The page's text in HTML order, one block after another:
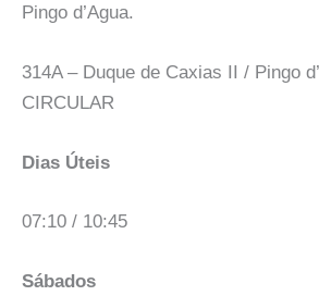
Pingo d’Agua.
314A – Duque de Caxias II / Pingo
CIRCULAR
Dias Úteis
07:10 / 10:45
Sábados